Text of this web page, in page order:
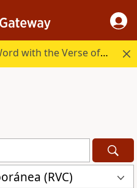
Start your day in God's Word with the Verse of the Day.
(RVC)